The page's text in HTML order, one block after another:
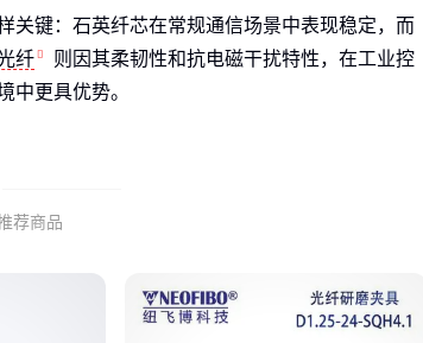
关键：石英纤芯在常规通信场景中表现稳定，而
纤
则因其柔韧性和抗电磁干扰特性，在工业控
中更具优势。
带宽：场景适配的隐形门槛
低水平，而数据中心内部短距离互联则可适当放
荐商品